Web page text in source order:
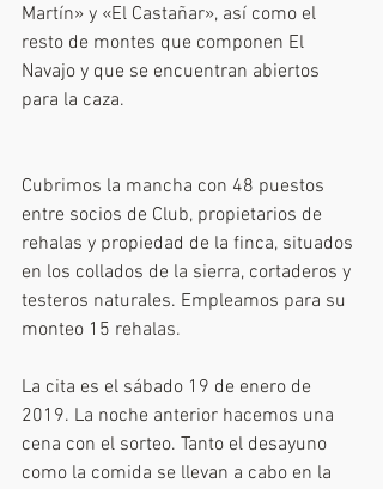
Martín» y «El Castañar», así como el
resto de montes que componen El
Navajo y que se encuentran abiertos
para la caza.
Cubrimos la mancha con 48 puestos
entre socios de Club, propietarios de
rehalas y propiedad de la finca, situados
en los collados de la sierra, cortaderos y
testeros naturales. Empleamos para su
monteo 15 rehalas.
La cita es el sábado 19 de enero de
2019. La noche anterior hacemos una
cena con el sorteo. Tanto el desayuno
como la comida se llevan a cabo en la